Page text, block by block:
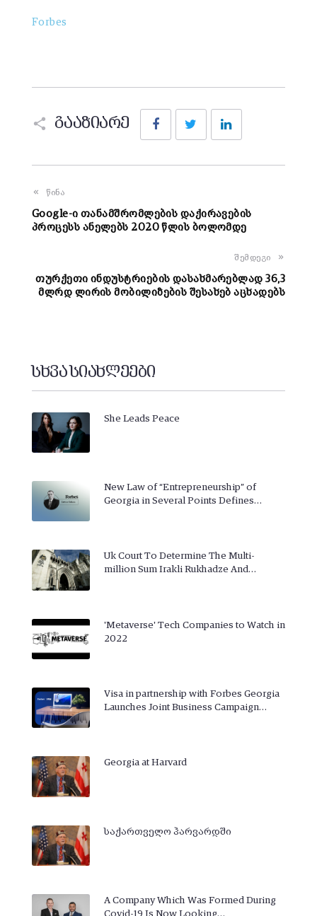
Forbes
გააზიარე
FacebookTwitter
წინა
Google-ი თანამშრომლების დაქირავების
პროცესს ანელებს 2020 წლის ბოლომდე
შემდეგი
თურქეთი ინდუსტრიების დასახმარებლად 36,3
მლრდ ლირის მობილიზების შესახებ აცხადებს
სხვა სიახლეები
She Leads Peace
New Law of “Entrepreneurship” of
Georgia in Several Points Defines…
Uk Court To Determine The Multi-
million Sum Irakli Rukhadze And…
'Metaverse' Tech Companies to Watch in
2022
Visa in partnership with Forbes Georgia
Launches Joint Business Campaign…
Georgia at Harvard
საქართველო ჰარვარდში
A Company Which Was Formed During
Covid-19 Is Now Looking…